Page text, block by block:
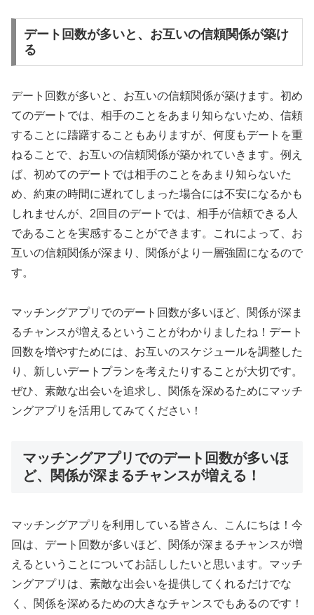
デート回数が多いと、お互いの信頼関係が築け
る
デート回数が多いと、お互いの信頼関係が築けます。初め
てのデートでは、相手のことをあまり知らないため、信頼
することに躊躇することもありますが、何度もデートを重
ねることで、お互いの信頼関係が築かれていきます。例え
ば、初めてのデートでは相手のことをあまり知らないた
め、約束の時間に遅れてしまった場合には不安になるかも
しれませんが、2回目のデートでは、相手が信頼できる人
であることを実感することができます。これによって、お
互いの信頼関係が深まり、関係がより一層強固になるので
す。
マッチングアプリでのデート回数が多いほど、関係が深ま
るチャンスが増えるということがわかりましたね！デート
回数を増やすためには、お互いのスケジュールを調整した
り、新しいデートプランを考えたりすることが大切です。
ぜひ、素敵な出会いを追求し、関係を深めるためにマッチ
ングアプリを活用してみてください！
マッチングアプリでのデート回数が多いほ
ど、関係が深まるチャンスが増える！
マッチングアプリを利用している皆さん、こんにちは！今
回は、デート回数が多いほど、関係が深まるチャンスが増
えるということについてお話ししたいと思います。マッチ
ングアプリは、素敵な出会いを提供してくれるだけでな
く、関係を深めるための大きなチャンスでもあるのです！